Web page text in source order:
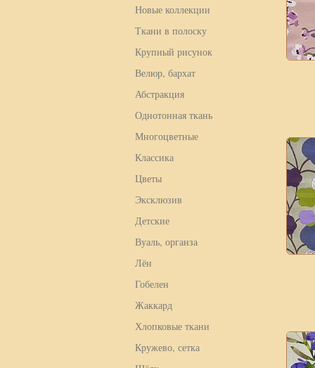
Новые коллекции
Ткани в полоску
Крупный рисунок
Велюр, бархат
Абстракция
Однотонная ткань
Многоцветные
Классика
Цветы
Эксклюзив
Детские
Вуаль, органза
Лён
Гобелен
Жаккард
Хлопковые ткани
Кружево, сетка